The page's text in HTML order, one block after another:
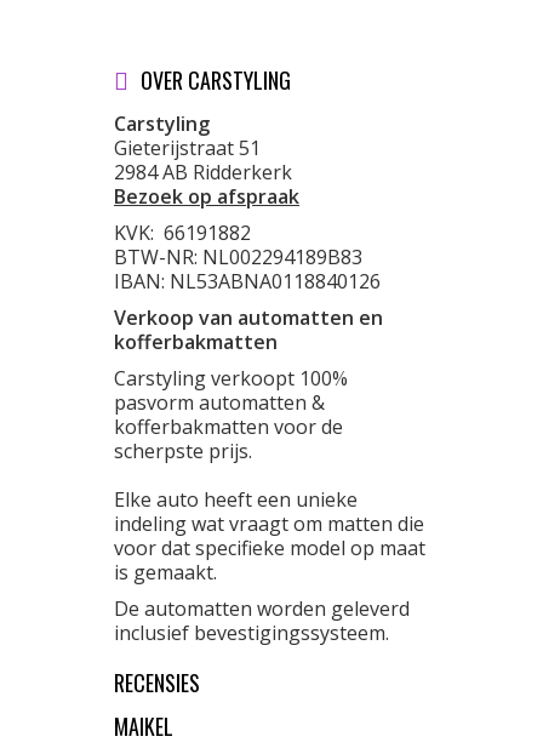
OVER CARSTYLING
Carstyling
Gieterijstraat 51
2984 AB Ridderkerk
Bezoek op afspraak
KVK: 66191882
BTW-NR: NL002294189B83
IBAN: NL53ABNA0118840126
Verkoop van automatten en
kofferbakmatten
Carstyling verkoopt 100%
pasvorm automatten &
kofferbakmatten voor de
scherpste prijs.
Elke auto heeft een unieke
indeling wat vraagt om matten die
voor dat specifieke model op maat
is gemaakt.
De automatten worden geleverd
inclusief bevestigingssysteem.
RECENSIES
MAIKEL